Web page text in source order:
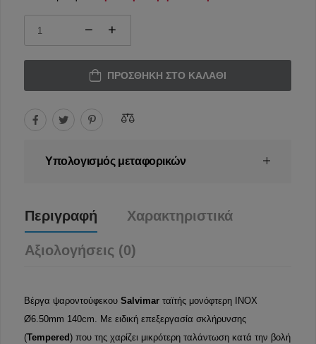
ΠΡΟΣΘΉΚΗ ΣΤΟ ΚΑΛΆΘΙ
Υπολογισμός μεταφορικών
Περιγραφή Χαρακτηριστικά
Αξιολογήσεις (0)
Βέργα ψαροντούφεκου Salvimar ταϊτής μονόφτερη INOX
Ø6.50mm 140cm. Με ειδική επεξεργασία σκλήρυνσης
(Tempered) που της χαρίζει μικρότερη ταλάντωση κατά την βολή